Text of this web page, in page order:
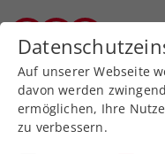
Zurück zur
Amputiertentennis
Auf unserer Webseite
davon werden
ermöglichen, Ihre
zu verbessern.